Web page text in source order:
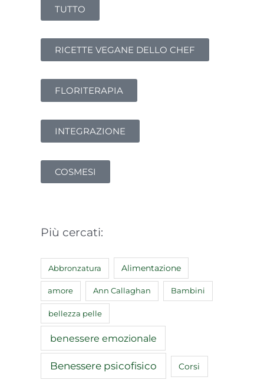
TUTTO
RICETTE VEGANE DELLO CHEF
FLORITERAPIA
INTEGRAZIONE
COSMESI
Più cercati:
Abbronzatura Alimentazione
amore Ann Callaghan Bambini
bellezza pelle
benessere emozionale
Benessere psicofisico Corsi